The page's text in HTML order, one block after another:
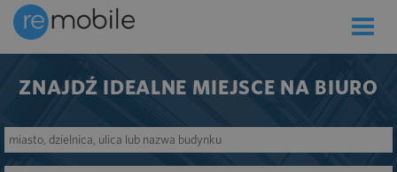
Toggle
ZNAJDŹ IDEALNE MIEJSCE NA BIURO